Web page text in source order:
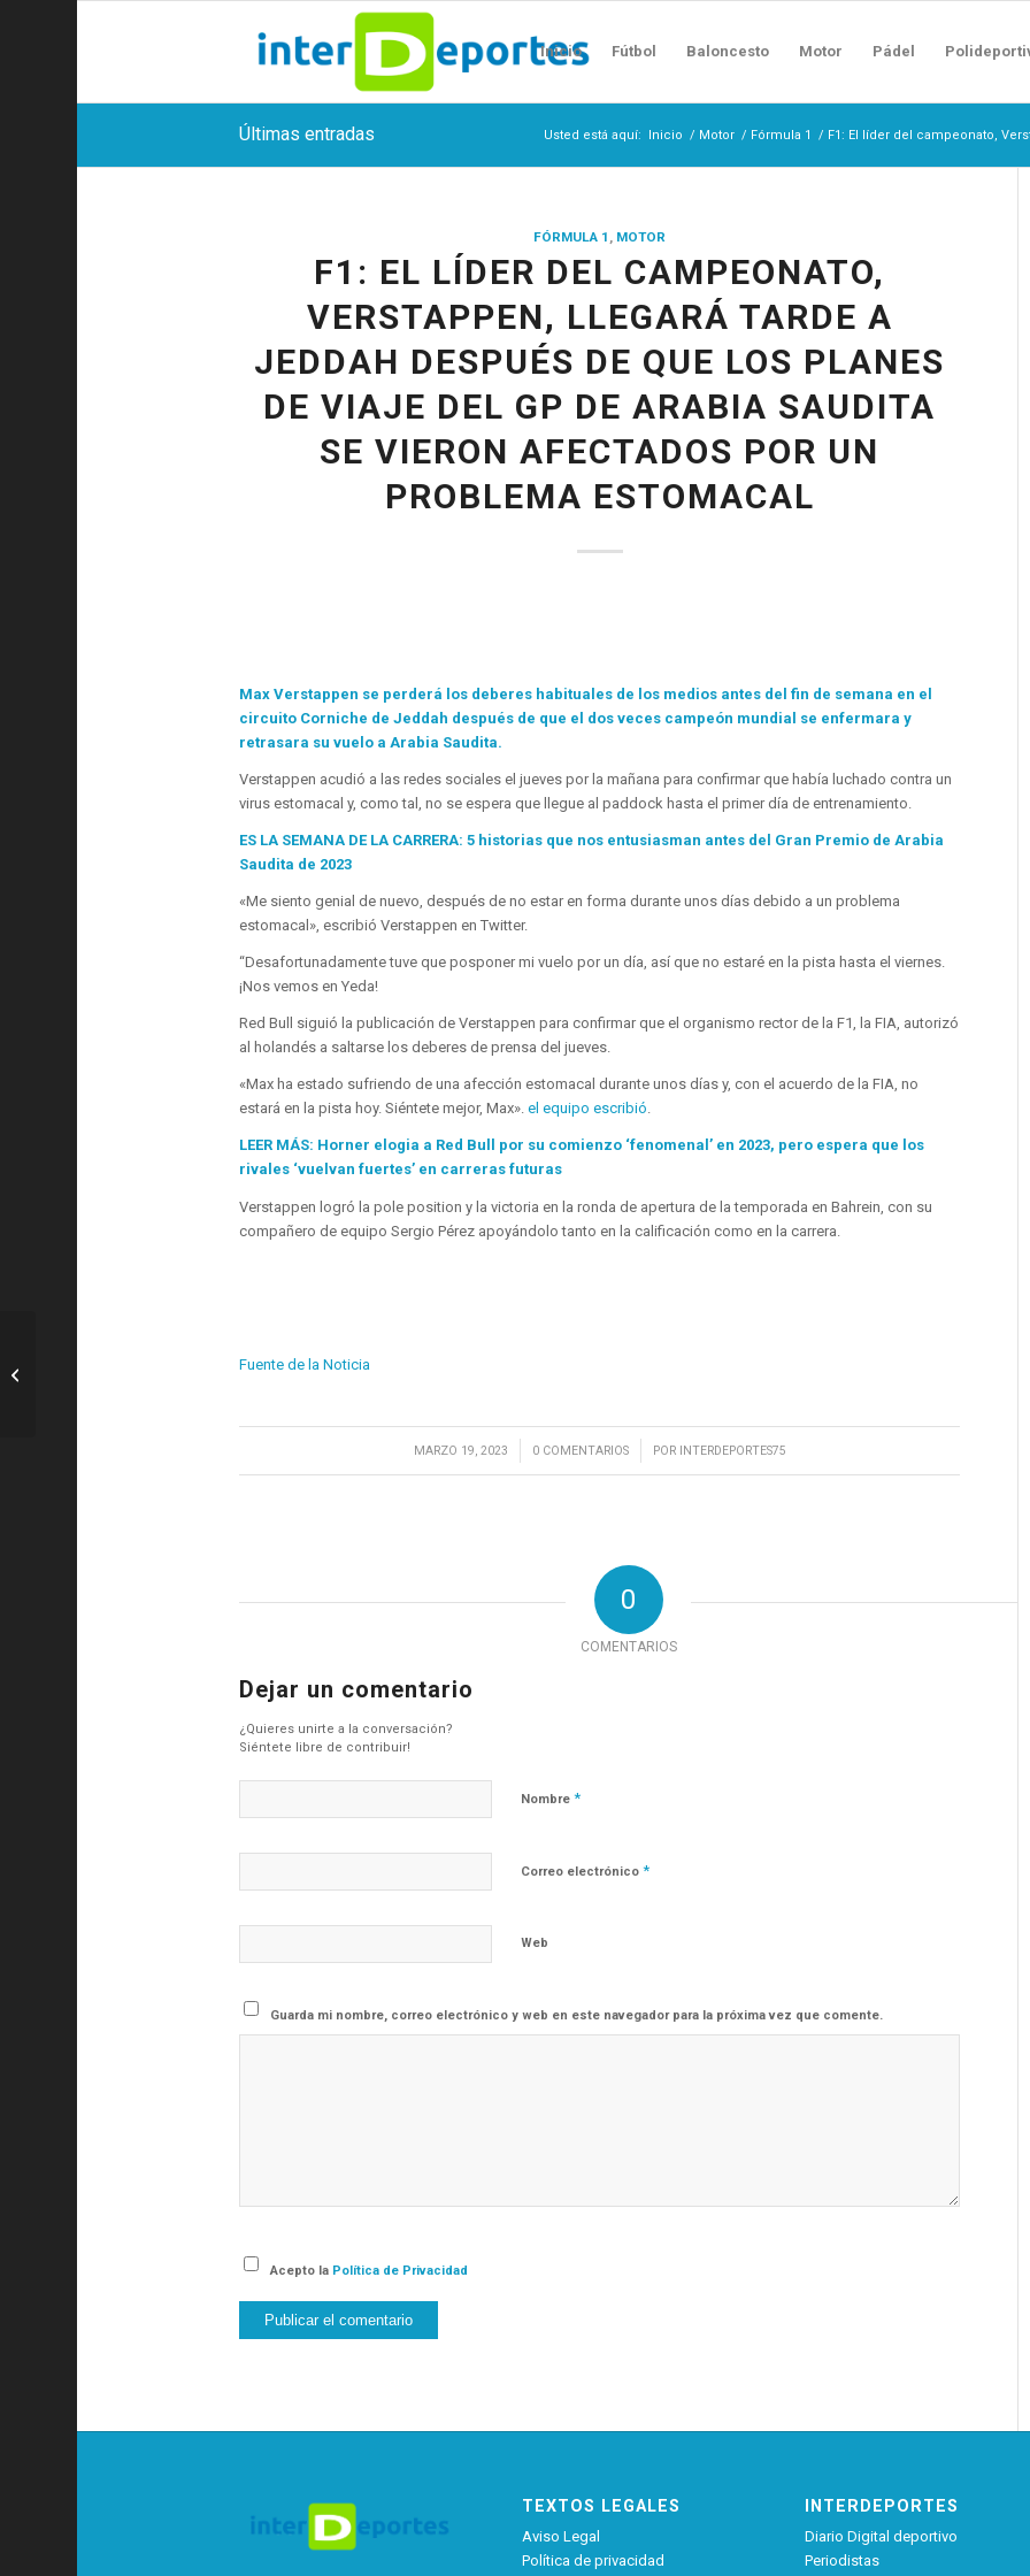
Inicio Fútbol Baloncesto Motor Pádel
Últimas entradas Usted está aquí: Inicio / Motor / Fórmula 1 / F1: El líder del campeonato,
FÓRMULA 1 , MOTOR
F1: EL LÍDER DEL CAMPEONATO,
VERSTAPPEN, LLEGARÁ TARDE A
JEDDAH DESPUÉS DE QUE LOS PLANES
DE VIAJE DEL GP DE ARABIA SAUDITA
SE VIERON AFECTADOS POR UN
PROBLEMA ESTOMACAL
Max Verstappen se perderá los deberes habituales de los medios antes del fin de semana en el
circuito Corniche de Jeddah después de que el dos veces campeón mundial se enfermara y
retrasara su vuelo a Arabia Saudita.
Verstappen acudió a las redes sociales el jueves por la mañana para confirmar que había luchado contra un
virus estomacal y, como tal, no se espera que llegue al paddock hasta el primer día de entrenamiento.
ES LA SEMANA DE LA CARRERA: 5 historias que nos entusiasman antes del Gran Premio de Arabia
Saudita de 2023
«Me siento genial de nuevo, después de no estar en forma durante unos días debido a un problema
estomacal», escribió Verstappen en Twitter.
“Desafortunadamente tuve que posponer mi vuelo por un día, así que no estaré en la pista hasta el viernes.
¡Nos vemos en Yeda!
Red Bull siguió la publicación de Verstappen para confirmar que el organismo rector de la F1, la FIA, autorizó
al holandés a saltarse los deberes de prensa del jueves.
«Max ha estado sufriendo de una afección estomacal durante unos días y, con el acuerdo de la FIA, no
estará en la pista hoy. Siéntete mejor, Max». el equipo escribió.
LEER MÁS: Horner elogia a Red Bull por su comienzo ‘fenomenal’ en 2023, pero espera que los
rivales ‘vuelvan fuertes’ en carreras futuras
Verstappen logró la pole position y la victoria en la ronda de apertura de la temporada en Bahrein, con su
compañero de equipo Sergio Pérez apoyándolo tanto en la calificación como en la carrera.
Fuente de la Noticia
MARZO 19, 2023
/ 0 COMENTARIOS
/ POR INTERDEPORTES75
0
COMENTARIOS
Dejar un comentario
¿Quieres unirte a la conversación?
Siéntete libre de contribuir!
Nombre *
Correo electrónico *
Web
Guarda mi nombre, correo electrónico y web en este navegador para la próxima vez que comente.
Acepto la Política de Privacidad
TEXTOS LEGALES
Aviso Legal
Política de privacidad
INTERDEPORTES
Diario Digital deportivo
Periodistas
sobre su futuro en la F1 y niega que